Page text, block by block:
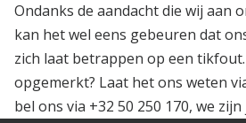
Ondanks de aandacht die wij aan
kan het wel eens gebeuren dat
zich laat betrappen op een
opgemerkt? Laat het ons weten
bel ons via +32 50 250 170, we